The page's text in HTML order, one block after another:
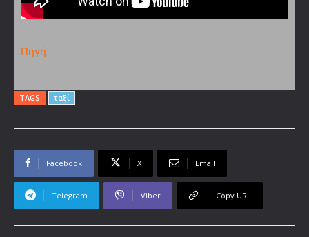
Πηγή
TAGS ταξί
Facebook X Email
Telegram Viber Copy URL